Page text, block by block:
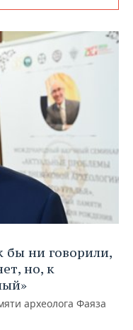
ни говорили,
но, к
археолога Фаяза